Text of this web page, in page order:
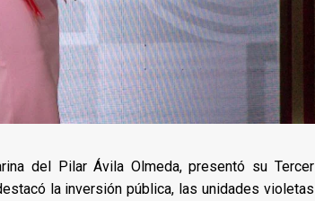
del Pilar Ávila Olmeda, presentó su Tercer
la inversión pública, las unidades violetas